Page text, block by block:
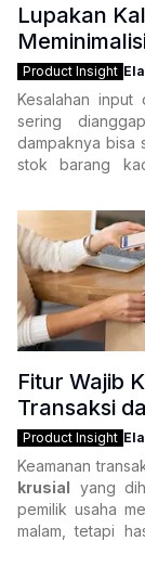
Lupakan
Product Insight
Kesalahan input
sering
dampaknya bisa
stok barang
Fitur Wajib
Transaksi
Product Insight
Keamanan
krusial yang
pemilik usaha
malam, tetapi